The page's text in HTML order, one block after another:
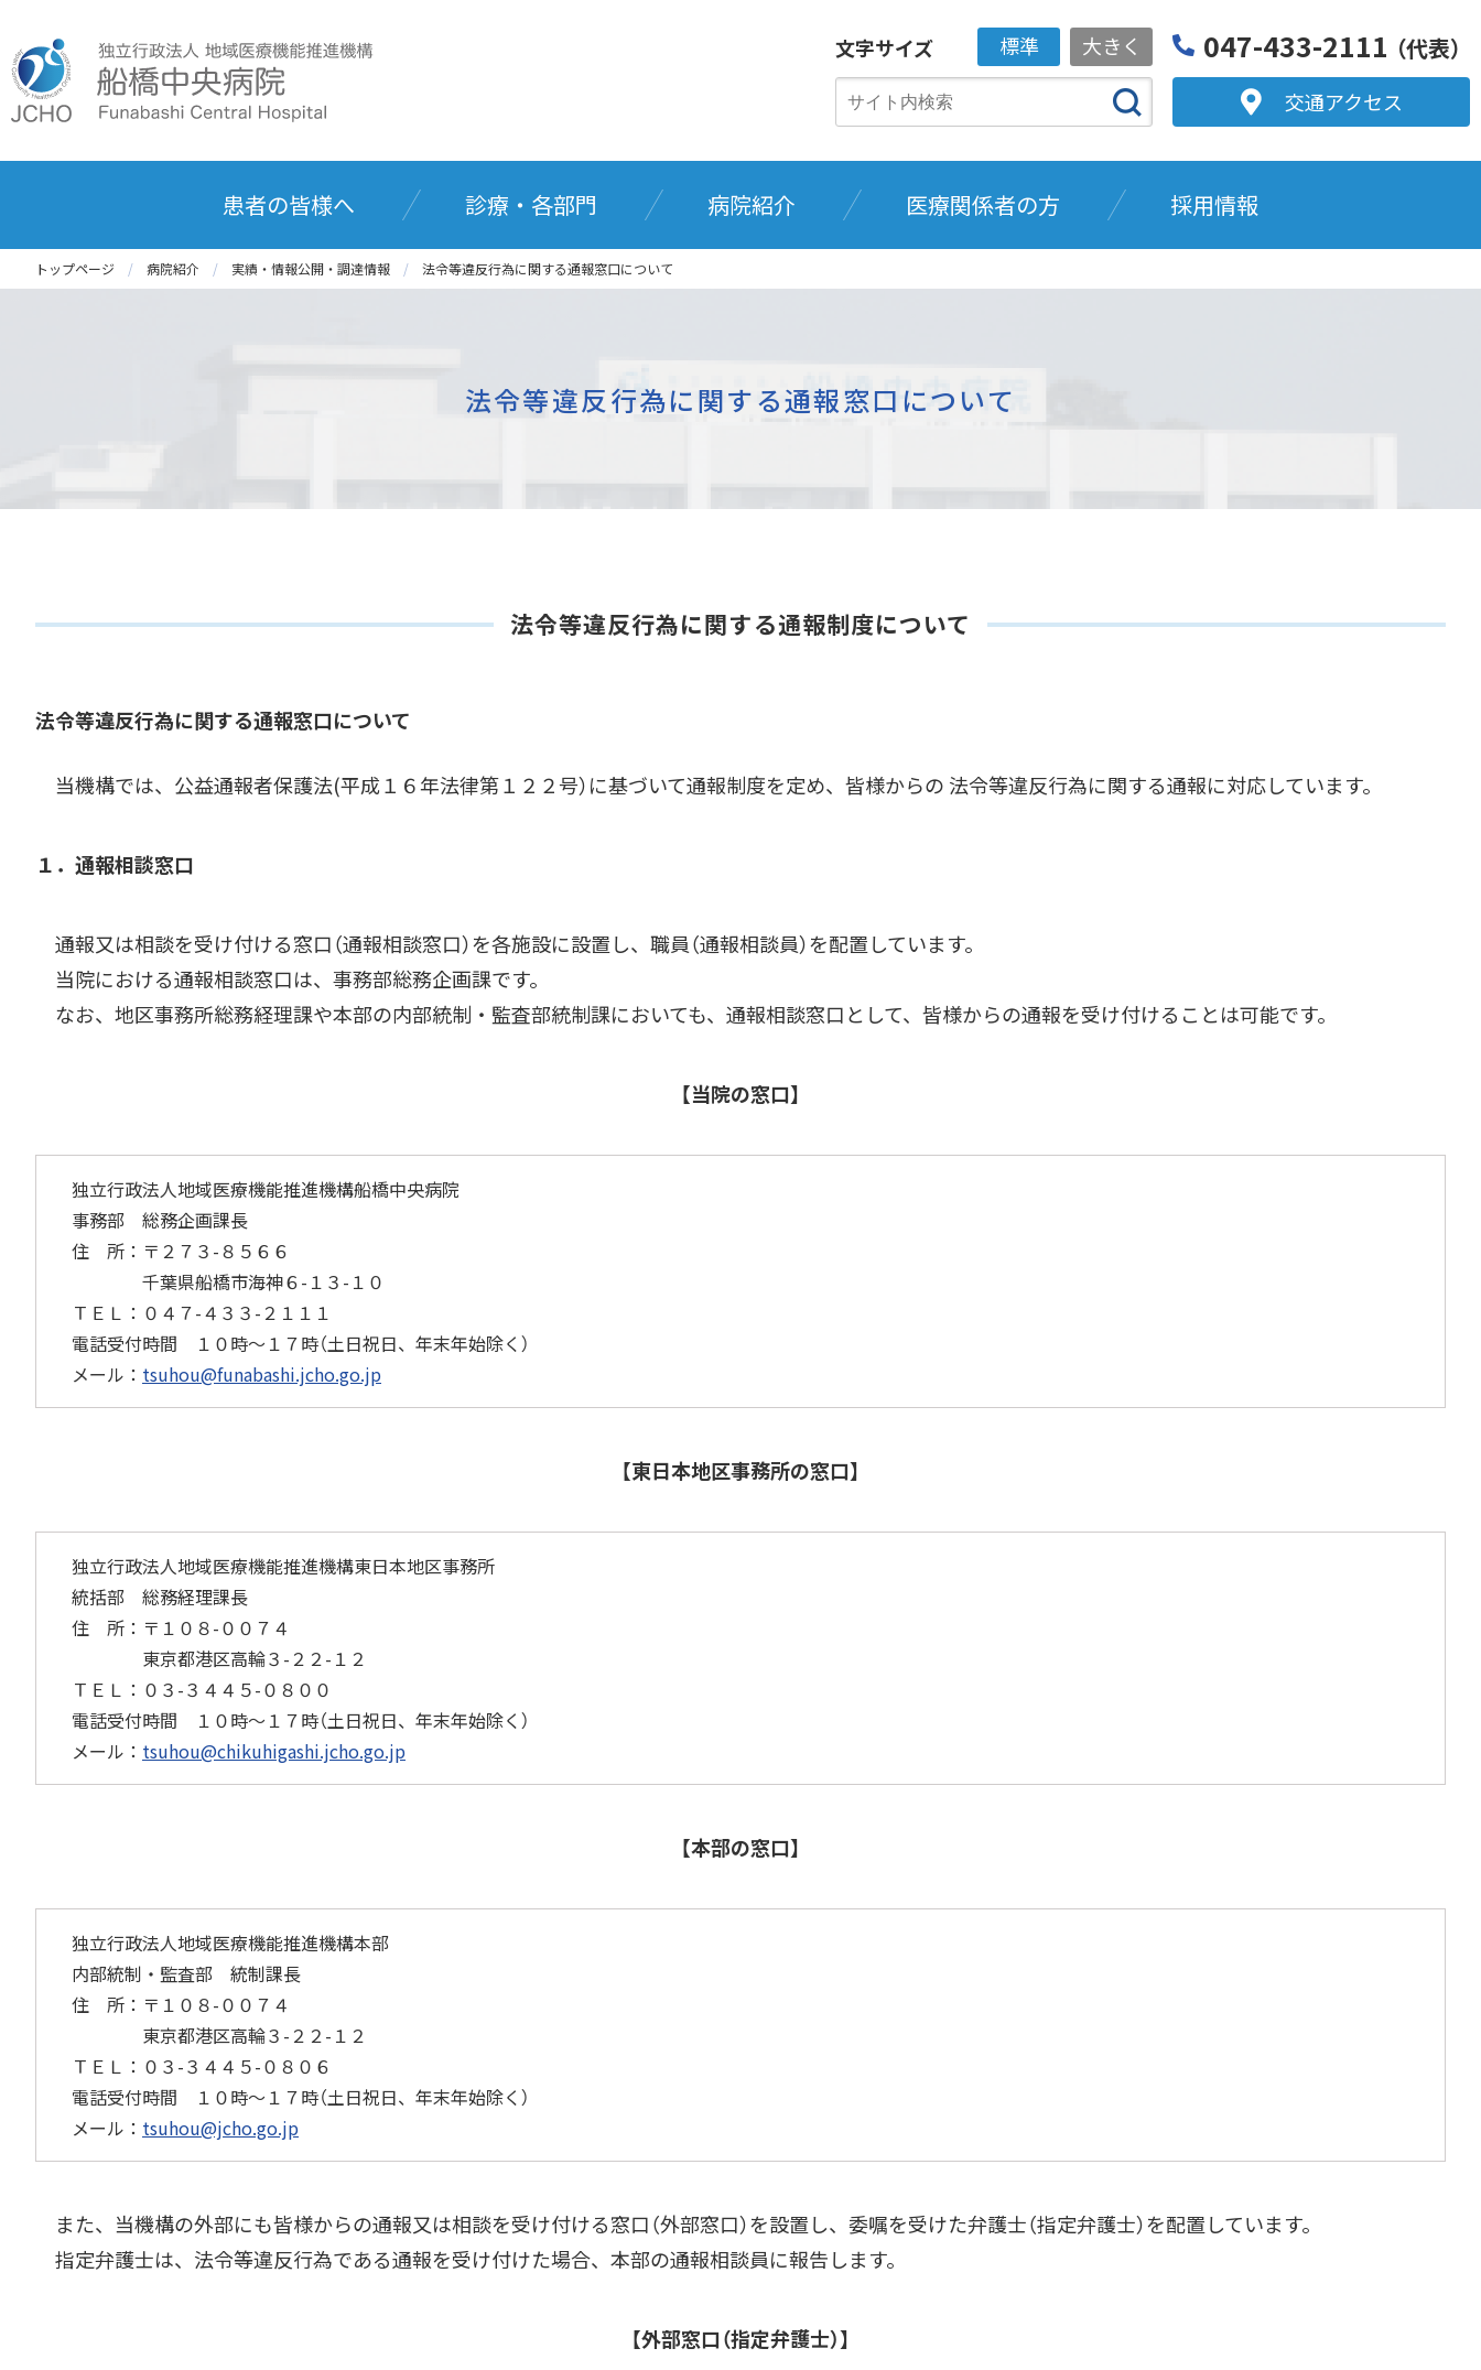
文字サイズ 標準 大きく 047-433-2111 （代表）
交通アクセス
患者の皆様へ 診療・各部門 病院紹介 医療関係者の方 採用情報
トップページ 病院紹介 実績・情報公開・調達情報 法令等違反行為に関する通報窓口について
法令等違反行為に関する通報窓口について
法令等違反行為に関する通報制度について
法令等違反行為に関する通報窓口について
当機構では、公益通報者保護法(平成１６年法律第１２２号）に基づいて通報制度を定め、皆様からの 法令等違反行為に関する通報に対応しています。
１．通報相談窓口
通報又は相談を受け付ける窓口（通報相談窓口）を各施設に設置し、職員（通報相談員）を配置しています。
当院における通報相談窓口は、事務部総務企画課です。
なお、地区事務所総務経理課や本部の内部統制・監査部統制課においても、通報相談窓口として、皆様からの通報を受け付けることは可能です。
【当院の窓口】
独立行政法人地域医療機能推進機構船橋中央病院
事務部 総務企画課長
住 所：〒２７３-８５６６
千葉県船橋市海神６-１３-１０
ＴＥＬ：０４７-４３３-２１１１
電話受付時間 １０時～１７時（土日祝日、年末年始除く）
メール： tsuhou@funabashi.jcho.go.jp
【東日本地区事務所の窓口】
独立行政法人地域医療機能推進機構東日本地区事務所
統括部 総務経理課長
住 所：〒１０８-００７４
東京都港区高輪３-２２-１２
ＴＥＬ：０３-３４４５-０８００
電話受付時間 １０時～１７時（土日祝日、年末年始除く）
メール： tsuhou@chikuhigashi.jcho.go.jp
【本部の窓口】
独立行政法人地域医療機能推進機構本部
内部統制・監査部 統制課長
住 所：〒１０８-００７４
東京都港区高輪３-２２-１２
ＴＥＬ：０３-３４４５-０８０６
電話受付時間 １０時～１７時（土日祝日、年末年始除く）
メール： tsuhou@jcho.go.jp
また、当機構の外部にも皆様からの通報又は相談を受け付ける窓口（外部窓口）を設置し、委嘱を受けた弁護士（指定弁護士）を配置しています。
指定弁護士は、法令等違反行為である通報を受け付けた場合、本部の通報相談員に報告します。
【外部窓口（指定弁護士）】